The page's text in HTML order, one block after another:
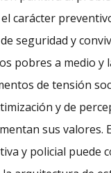
carácter
seguridad y
pobres a medio y
de tensión
y de
sus valores.
y policial puede